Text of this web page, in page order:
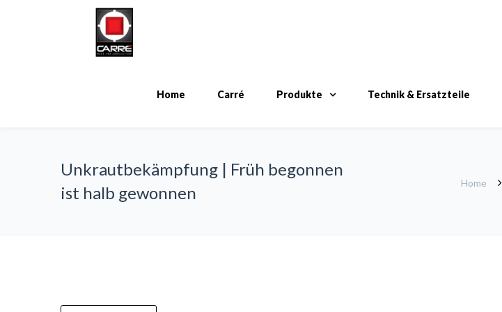
Home Carré Produkte Technik & Ersatzteile
Unkrautbekämpfung | Früh begonnen
ist halb gewonnen
Home